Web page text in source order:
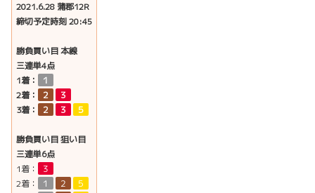
2021.6.28 蒲郡12R
締切予定時刻 20:45
勝負買い目 本線
三連単4点
1着：
１
2着：
２
３
3着：
２ ３ ５
勝負買い目 狙い目
三連単6点
1着：
３
2着：
１ ２
５